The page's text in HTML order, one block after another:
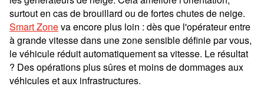
surtout en cas de brouillard ou de fortes chutes de neige.
Smart Zoneva encore plus loin : dès que l'opérateur entre
à grande vitesse dans une zone sensible définie par vous,
le véhicule réduit automatiquement sa vitesse. Le résultat
? Des opérations plus sûres et moins de dommages aux
véhicules et aux infrastructures.